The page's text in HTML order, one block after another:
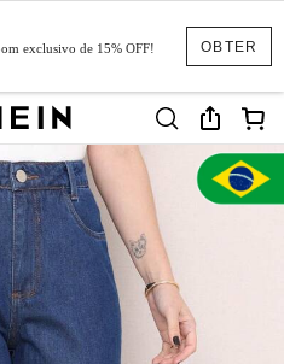
OBTER
exclusivo de 15% OFF!